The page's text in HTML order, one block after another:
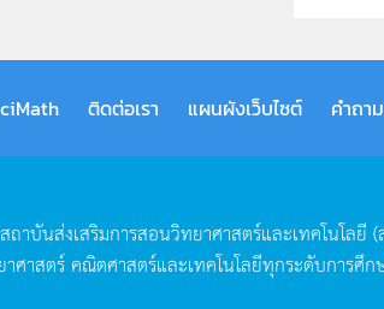
ติดต่อเรา แผนผังเว็บไซต์ คำถา
สถาบันส่งเสริมการสอนวิทยาศาสตร์และเทคโนโลยี (
ศาสตร์คณิตศาสตร์และเทคโนโลยีทุกระดับการศึก